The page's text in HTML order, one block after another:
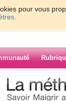
pour vous
AUX TISONS !!!!!